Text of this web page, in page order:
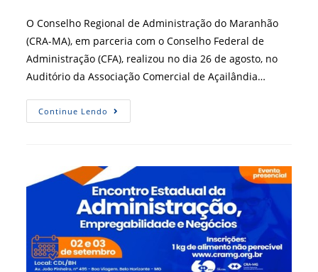
O Conselho Regional de Administração do Maranhão
(CRA-MA), em parceria com o Conselho Federal de
Administração (CFA), realizou no dia 26 de agosto, no
Auditório da Associação Comercial de Açailândia…
Continue Lendo CRA-
MA
CRA
Jovem
Maranhão
Em
Açailândia